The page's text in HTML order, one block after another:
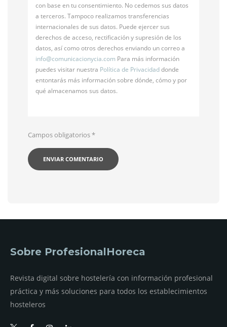
con base en tu consentimiento. No cedemos sus datos
a terceros. Tampoco realizamos transferencias
internacionales de sus datos. Puede ejercer sus
derechos de acceso, rectificación y supresión de los
datos, así como otros derechos enviando un correo a
info@comunicacionycia.com Para más información
puedes visitar nuestra Política de Privacidaddonde
entontarás más información sobre dónde, cómo y por
qué almacenamos sus datos.
Campos obligatorios*
Sobre ProfesionalHoreca
Revista digital sobre hostelería con información profesional
práctica y más soluciones para todos los establecimientos
hosteleros